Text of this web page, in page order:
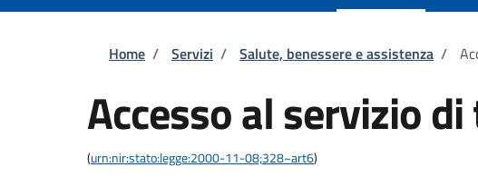
Briciole di pane
Home / Servizi / Salute, benessere e assistenza /
Accesso al servizio
(urn:nir:stato:legge:2000-11-08;328~art6)